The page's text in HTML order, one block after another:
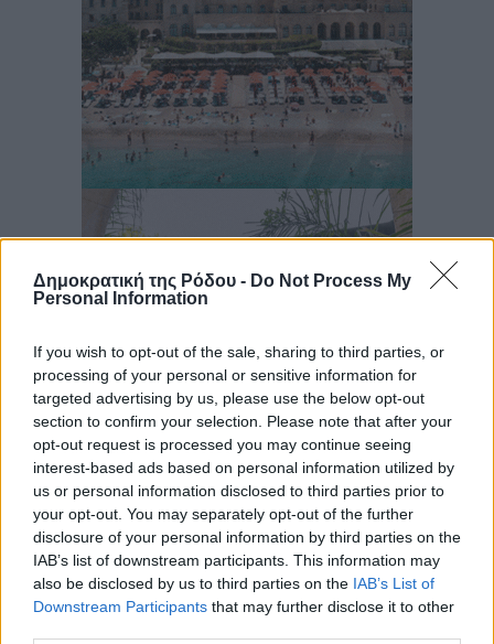
Δημοκρατική της Ρόδου - Do Not Process My
Personal Information
If you wish to opt-out of the sale, sharing to third parties, or
processing of your personal or sensitive information for
targeted advertising by us, please use the below opt-out
section to confirm your selection. Please note that after your
opt-out request is processed you may continue seeing
interest-based ads based on personal information utilized by
us or personal information disclosed to third parties prior to
your opt-out. You may separately opt-out of the further
disclosure of your personal information by third parties on the
IAB’s list of downstream participants. This information may
also be disclosed by us to third parties on the IAB’s List of
Downstream Participants that may further disclose it to other